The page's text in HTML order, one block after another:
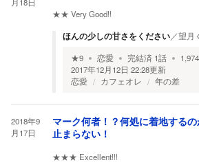
★★ Very Good!!
ほんの少しの甘さをください／望月
★9 恋愛 完結済 1話 1,974
2017年12月12日 22:28更新
恋愛
カフェオレ 年の差
2018年9
月17日
マーク何者！？何処に着地する
止まらない！
★★★ Excellent!!!